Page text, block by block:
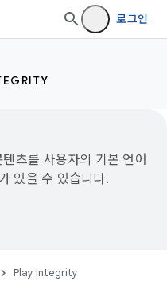
로그인
츠를 사용자의 기본 언어
있을 수 있습니다.
Play Integrity